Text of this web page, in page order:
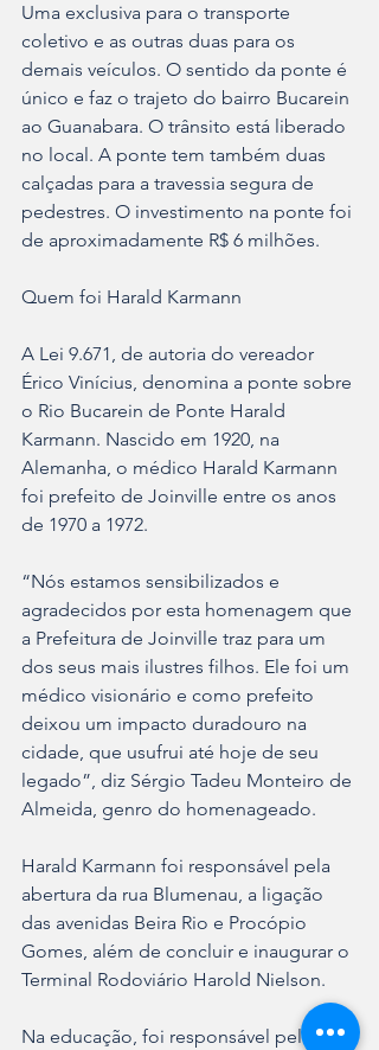
Uma exclusiva para o transporte
coletivo e as outras duas para os
demais veículos. O sentido da ponte é
único e faz o trajeto do bairro Bucarein
ao Guanabara. O trânsito está liberado
no local. A ponte tem também duas
calçadas para a travessia segura de
pedestres. O investimento na ponte foi
de aproximadamente R$ 6 milhões.
Quem foi Harald Karmann
A Lei 9.671, de autoria do vereador
Érico Vinícius, denomina a ponte sobre
o Rio Bucarein de Ponte Harald
Karmann. Nascido em 1920, na
Alemanha, o médico Harald Karmann
foi prefeito de Joinville entre os anos
de 1970 a 1972.
“Nós estamos sensibilizados e
agradecidos por esta homenagem que
a Prefeitura de Joinville traz para um
dos seus mais ilustres filhos. Ele foi um
médico visionário e como prefeito
deixou um impacto duradouro na
cidade, que usufrui até hoje de seu
legado”, diz Sérgio Tadeu Monteiro de
Almeida, genro do homenageado.
Harald Karmann foi responsável pela
abertura da rua Blumenau, a ligação
das avenidas Beira Rio e Procópio
Gomes, além de concluir e inaugurar o
Terminal Rodoviário Harold Nielson.
Na educação, foi responsável pelas